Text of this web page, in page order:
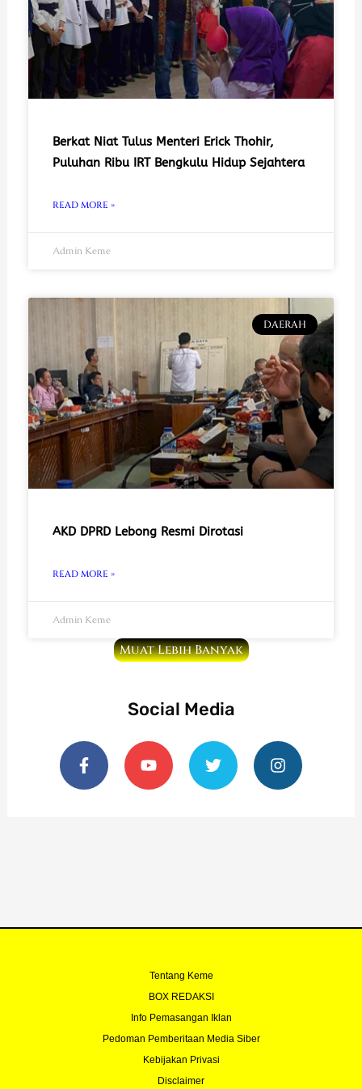
Berkat Niat Tulus Menteri Erick Thohir,
Puluhan Ribu IRT Bengkulu Hidup Sejahtera
READ MORE »
Admin Keme
DAERAH
AKD DPRD Lebong Resmi Dirotasi
READ MORE »
Admin Keme
Muat Lebih Banyak
Social Media
F
a
c
e
Y
o
u
t
T
w
i
t
I
n
s
t
Tentang Keme
BOX REDAKSI
Info Pemasangan Iklan
Pedoman Pemberitaan Media Siber
Kebijakan Privasi
Disclaimer